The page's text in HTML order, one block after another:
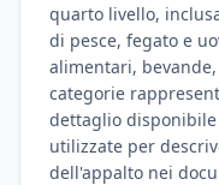
quarto livello,
di pesce, fegato e
alimentari,
categorie
dettaglio disponibile
utilizzate per
dell'appalto nei